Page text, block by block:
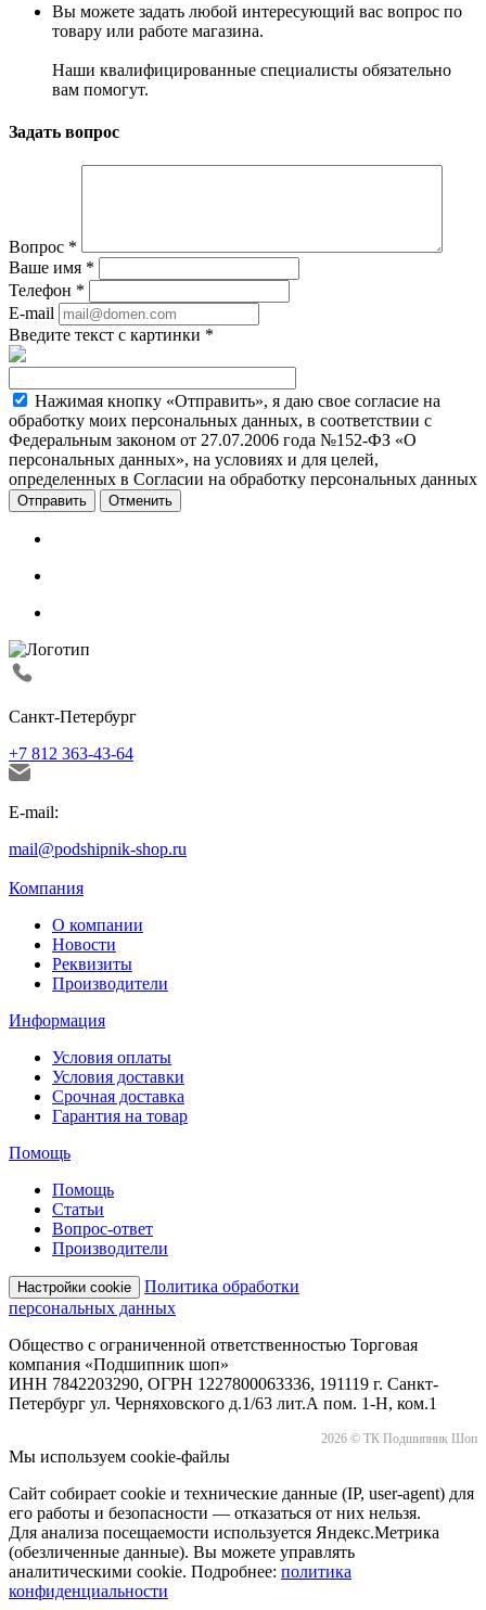
Вы можете задать любой интересующий вас вопрос по
товару или работе магазина.
Наши квалифицированные специалисты обязательно
вам помогут.
Задать вопрос
Вопрос *
Ваше имя *
Телефон *
E-mail
Введите текст с картинки *
Нажимая кнопку «Отправить», я даю свое согласие на
обработку моих персональных данных, в соответствии с
Федеральным законом от 27.07.2006 года №152-ФЗ «О
персональных данных», на условиях и для целей,
определенных в Согласии на обработку персональных данных
Отменить
Санкт-Петербург
+7 812 363-43-64
E-mail:
mail@podshipnik-shop.ru
Компания
О компании
Новости
Реквизиты
Производители
Информация
Условия оплаты
Условия доставки
Срочная доставка
Гарантия на товар
Помощь
Помощь
Статьи
Вопрос-ответ
Производители
Настройки cookie
Политика обработки
персональных данных
Общество с ограниченной ответственностью Торговая
компания «Подшипник шоп»
ИНН 7842203290, ОГРН 1227800063336, 191119 г. Санкт-
Петербург ул. Черняховского д.1/63 лит.А пом. 1-Н, ком.1
2026 © ТК Подшипник Шоп
Мы используем cookie-файлы
Сайт собирает cookie и технические данные (IP, user-agent) для
его работы и безопасности — отказаться от них нельзя.
Для анализа посещаемости используется Яндекс.Метрика
(обезличенные данные). Вы можете управлять
аналитическими cookie. Подробнее: политика
конфиденциальности